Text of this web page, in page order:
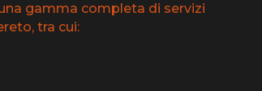
gamma completa di servizi
tra cui: